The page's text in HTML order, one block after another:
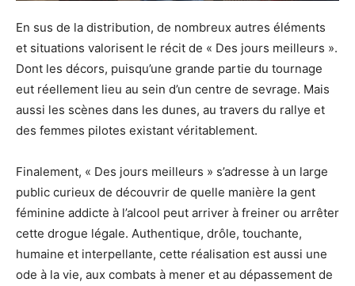
En sus de la distribution, de nombreux autres éléments
et situations valorisent le récit de « Des jours meilleurs ».
Dont les décors, puisqu’une grande partie du tournage
eut réellement lieu au sein d’un centre de sevrage. Mais
aussi les scènes dans les dunes, au travers du rallye et
des femmes pilotes existant véritablement.
Finalement, « Des jours meilleurs » s’adresse à un large
public curieux de découvrir de quelle manière la gent
féminine addicte à l’alcool peut arriver à freiner ou arrêter
cette drogue légale. Authentique, drôle, touchante,
humaine et interpellante, cette réalisation est aussi une
ode à la vie, aux combats à mener et au dépassement de